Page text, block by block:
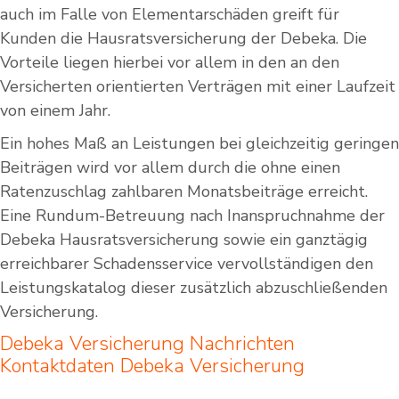
auch im Falle von Elementarschäden greift für
Kunden die Hausratsversicherung der Debeka. Die
Vorteile liegen hierbei vor allem in den an den
Versicherten orientierten Verträgen mit einer Laufzeit
von einem Jahr.
Ein hohes Maß an Leistungen bei gleichzeitig geringen
Beiträgen wird vor allem durch die ohne einen
Ratenzuschlag zahlbaren Monatsbeiträge erreicht.
Eine Rundum-Betreuung nach Inanspruchnahme der
Debeka Hausratsversicherung sowie ein ganztägig
erreichbarer Schadensservice vervollständigen den
Leistungskatalog dieser zusätzlich abzuschließenden
Versicherung.
Debeka Versicherung Nachrichten
Kontaktdaten Debeka Versicherung